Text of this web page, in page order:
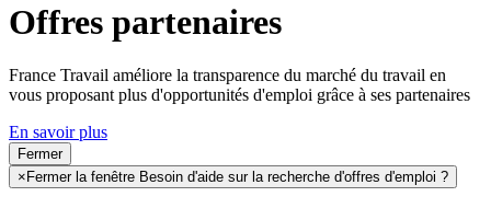
Offres partenaires
France Travail améliore la transparence du marché du travail en
vous proposant plus d'opportunités d'emploi grâce à ses partenaires
En savoir plus
Fermer
× Fermer la fenêtre Besoin d'aide sur la recherche d'offres d'emploi ?